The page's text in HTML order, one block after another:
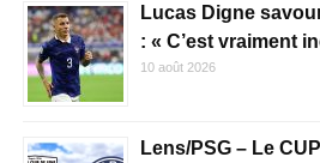
Lucas Digne
: « C’est vraiment
10 août 2026
Lens/PSG – Le